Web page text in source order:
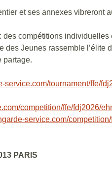
et ses annexes vibreront
compétitions individuelles
Jeunes rassemble l’élite
partage.
service.com/tournament/ffe/
competition/ffe/fdj2026/
service.com/
PARIS